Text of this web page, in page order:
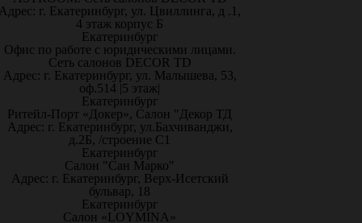
г. Екатеринбург, ул. Цвиллинга, д .1,
4 этаж корпус Б
Екатеринбург
Офис по работе с юридическими лицами.
Сеть салонов DECOR TD
Адрес: г. Екатеринбург, ул. Малышева, 53,
оф.514 |5 этаж|
Екатеринбург
Ритейл-Порт «Докер», Салон "Декор ТД
Адрес: г. Екатеринбург, ул.Бахчиванджи,
д.2Б, /строение С1
Екатеринбург
Салон "Сан Марко"
Адрес: г. Екатеринбург, Верх-Исетский
бульвар, 18
Екатеринбург
Салон «LOYMINA»